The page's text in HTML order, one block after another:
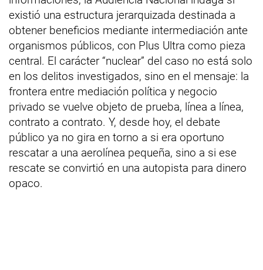
existió una estructura jerarquizada destinada a
obtener beneficios mediante intermediación ante
organismos públicos, con Plus Ultra como pieza
central. El carácter “nuclear” del caso no está solo
en los delitos investigados, sino en el mensaje: la
frontera entre mediación política y negocio
privado se vuelve objeto de prueba, línea a línea,
contrato a contrato. Y, desde hoy, el debate
público ya no gira en torno a si era oportuno
rescatar a una aerolínea pequeña, sino a si ese
rescate se convirtió en una autopista para dinero
opaco.